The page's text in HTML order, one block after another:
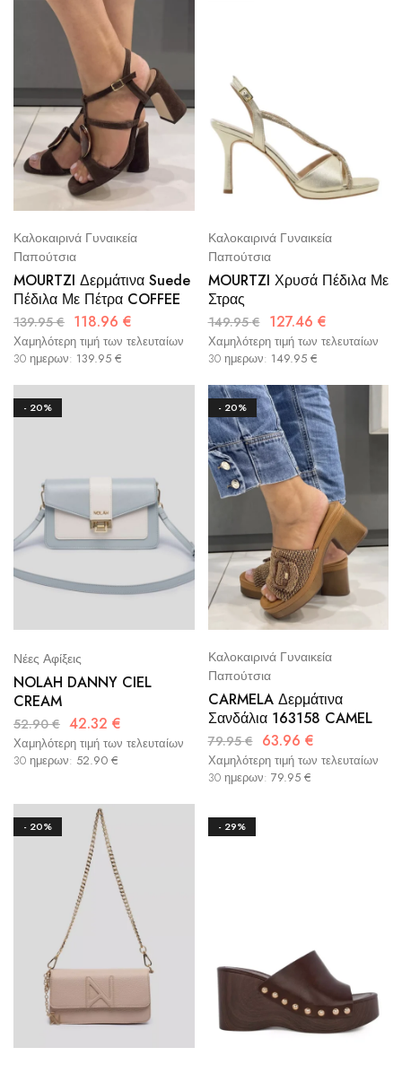
Καλοκαιρινά Γυναικεία
Παπούτσια
MOURTZI Δερμάτινα Suede
Πέδιλα Με Πέτρα COFFEE
139.95€ 118.96 €
Χαμηλότερη τιμή των τελευταίων
30 ημερων: 139.95 €
Καλοκαιρινά Γυναικεία
Παπούτσια
MOURTZI Χρυσά Πέδιλα Με
Στρας
149.95€ 127.46 €
Χαμηλότερη τιμή των τελευταίων
30 ημερων: 149.95 €
- 20%
Νέες Αφίξεις
NOLAH DANNY CIEL
CREAM
52.90€ 42.32 €
Χαμηλότερη τιμή των τελευταίων
30 ημερων: 52.90 €
- 20%
Καλοκαιρινά Γυναικεία
Παπούτσια
CARMELA Δερμάτινα
Σανδάλια 163158 CAMEL
79.95€ 63.96 €
Χαμηλότερη τιμή των τελευταίων
30 ημερων: 79.95 €
- 20% - 29%